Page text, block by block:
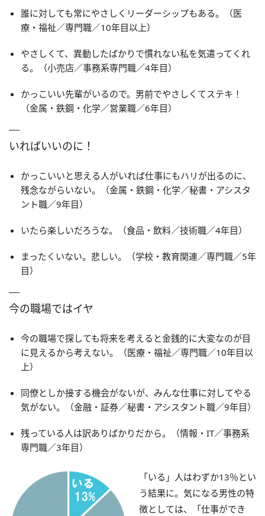
誰に対しても常にやさしくリーダーシップもある。（医
療・福祉／専門職／10年目以上）
やさしくて、異動したばかりで慣れない私を気遣ってくれ
る。（小売店／事務系専門職／4年目）
かっこいい先輩がいるので。男前でやさしくてステキ！
（金属・鉄鋼・化学／営業職／6年目）
いればいいのに！
かっこいいと思える人がいれば仕事にもハリが出るのに、
残念ながらいない。（金属・鉄鋼・化学／秘書・アシスタ
ント職／9年目）
いたら楽しいだろうな。（食品・飲料／技術職／4年目）
まったくいない。悲しい。（学校・教育関連／専門職／5年
目）
今の職場ではイヤ
今の職場で探しても将来を考えると金銭的に大変なのが目
に見えるから考えない。（医療・福祉／専門職／10年目以
上）
同僚としか接する機会がないが、みんな仕事に対してやる
気がない。（金融・証券／秘書・アシスタント職／9年目）
残っている人は訳ありばかりだから。（情報・IT／事務系
専門職／3年目）
「いる」人はわずか13％とい
う結果に。気になる男性の特
徴としては、「仕事ができ